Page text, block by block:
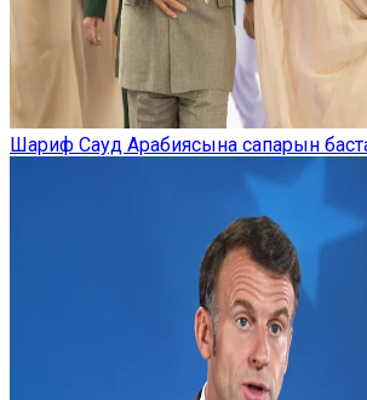
Шариф Сауд Арабиясына сапарын